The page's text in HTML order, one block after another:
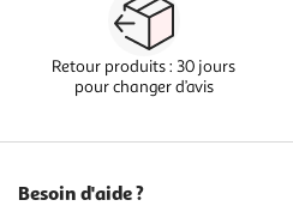
Retour produits : 30 jours
pour changer d’avis
Besoin d'aide ?